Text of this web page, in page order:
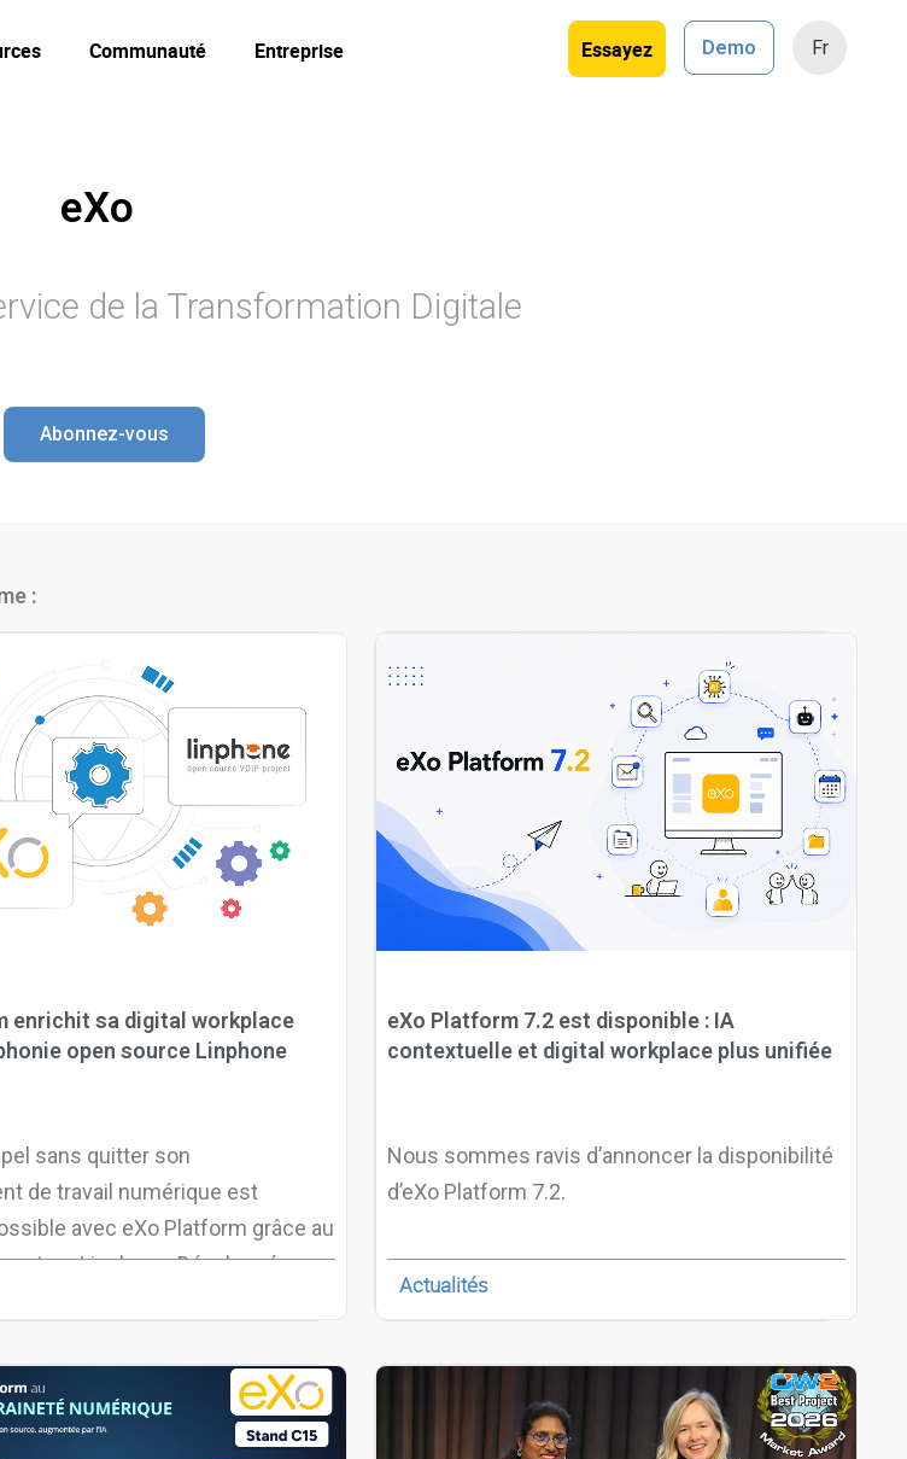
Essayez Demo Fr
Communauté Entreprise
eXo
de la Transformation Digitale
Abonnez-vous
:
enrichit sa digital workplace
open source Linphone
sans quitter son
de travail numérique est
avec eXo Platform grâce au
Linphone. Développée par
la technologie
eXo Platform via ce
offrir aux utilisateurs une
communication plus fluide et
eXo Platform 7.2 est disponible : IA
contextuelle et digital workplace plus unifiée
Nous sommes ravis d’annoncer la disponibilité
d’eXo Platform 7.2.
Actualités